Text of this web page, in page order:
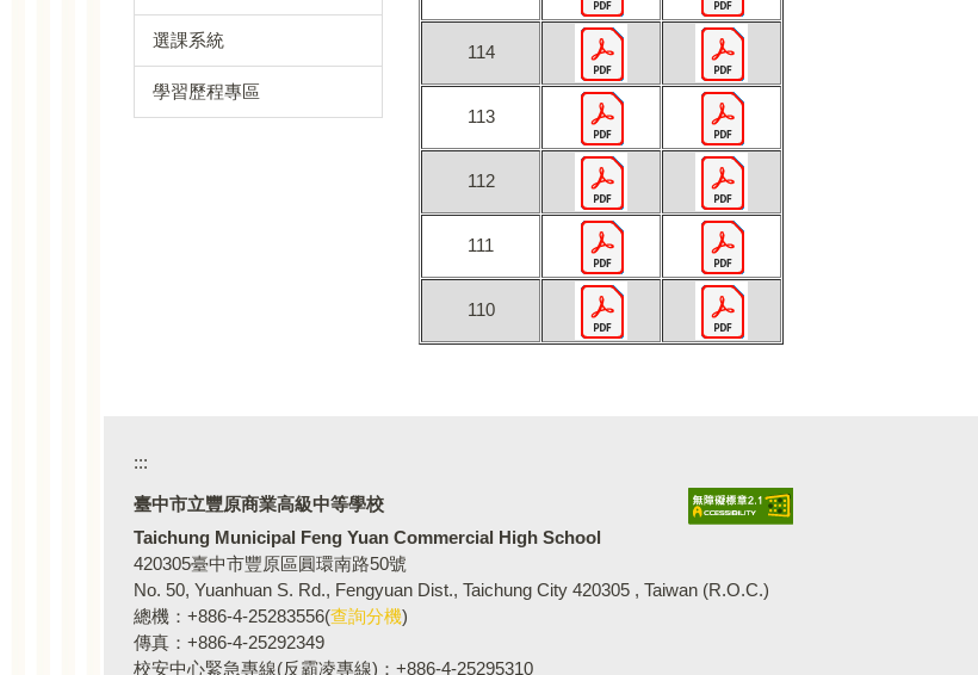
選課系統
學習歷程專區
114
113
112
111
110
:::
臺中市立豐原商業高級中等學校
Taichung Municipal Feng Yuan Commercial High School
420305臺中市豐原區圓環南路50號
No. 50, Yuanhuan S. Rd., Fengyuan Dist., Taichung City 420305 , Taiwan (R.O.C.)
總機：+886-4-25283556(查詢分機)
傳真：+886-4-25292349
校安中心緊急專線(反霸凌專線)：+886-4-25295310